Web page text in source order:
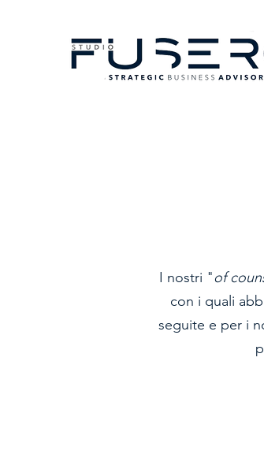
I nostri "of
con i quali
seguite e per i